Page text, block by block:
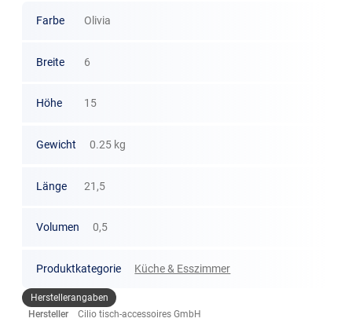
Farbe Olivia
Breite 6
Höhe 15
Gewicht 0.25 kg
Länge 21,5
Volumen 0,5
Produktkategorie Küche & Esszimmer
Herstellerangaben
Hersteller
Cilio tisch-accessoires GmbH